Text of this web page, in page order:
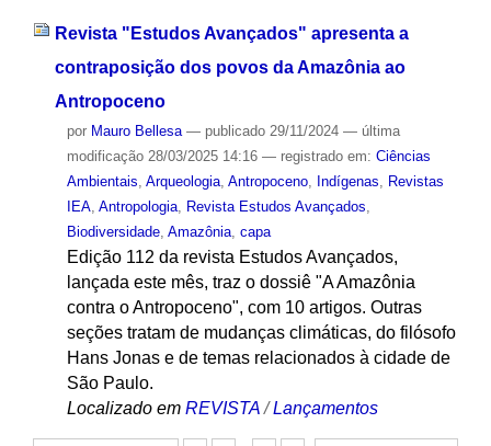
Revista "Estudos Avançados" apresenta a
contraposição dos povos da Amazônia ao
Antropoceno
por Mauro Bellesa — publicado29/11/2024 — última
modificação28/03/2025 14:16 — registrado em: Ciências
Ambientais, Arqueologia, Antropoceno, Indígenas, Revistas
IEA, Antropologia, Revista Estudos Avançados,
Biodiversidade, Amazônia, capa
Edição 112 da revista Estudos Avançados,
lançada este mês, traz o dossiê "A Amazônia
contra o Antropoceno", com 10 artigos. Outras
seções tratam de mudanças climáticas, do filósofo
Hans Jonas e de temas relacionados à cidade de
São Paulo.
Localizado em REVISTA /Lançamentos